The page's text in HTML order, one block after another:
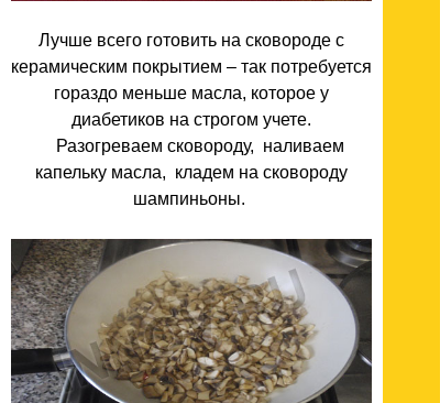
Лучше всего готовить на сковороде с
керамическим покрытием – так потребуется
гораздо меньше масла, которое у
диабетиков на строгом учете.
Разогреваем сковороду, наливаем
капельку масла, кладем на сковороду
шампиньоны.